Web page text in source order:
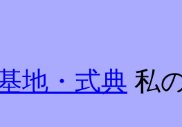
地・式典 私